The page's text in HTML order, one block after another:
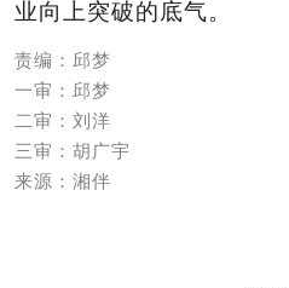
业向上突破的底气。
责编：邱梦
一审：邱梦
二审：刘洋
三审：胡广宇
来源：湘伴